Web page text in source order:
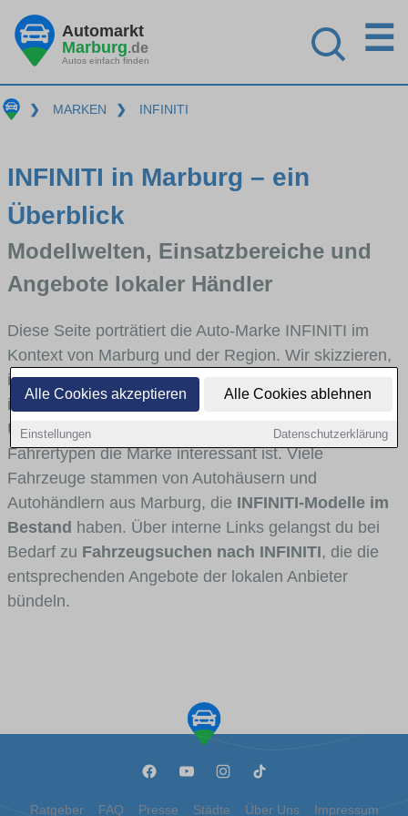
Alle Cookies akzeptieren Alle Cookies ablehnen
Einstellungen Datenschutzerklärung
Automarkt
Marburg.de
Autos einfach finden
☰
❯ MARKEN ❯ INFINITI
INFINITI in Marburg – ein
Überblick
Modellwelten, Einsatzbereiche und
Angebote lokaler Händler
Diese Seite porträtiert die Auto-Marke INFINITI im
Kontext von Marburg und der Region. Wir skizzieren,
in welchen Fahrzeugklassen INFINITI stark vertreten
ist, welche Modellreihen häufig im Stadt- und
Umlandverkehr zu sehen sind und für welche
Fahrertypen die Marke interessant ist. Viele
Fahrzeuge stammen von Autohäusern und
Autohändlern aus Marburg, die INFINITI-Modelle im
Bestand haben. Über interne Links gelangst du bei
Bedarf zu Fahrzeugsuchen nach INFINITI, die die
entsprechenden Angebote der lokalen Anbieter
bündeln.
Ratgeber FAQ Presse Städte Über Uns Impressum